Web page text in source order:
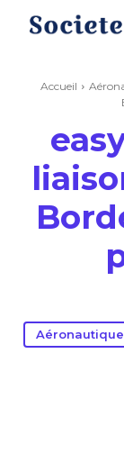
Accueil
Aéronautique